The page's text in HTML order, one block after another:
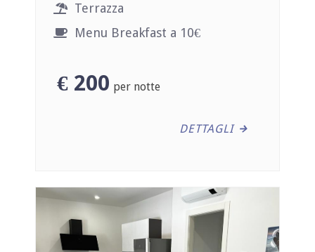
Terrazza
Menu Breakfast a 10€
€ 200 per notte
DETTAGLI